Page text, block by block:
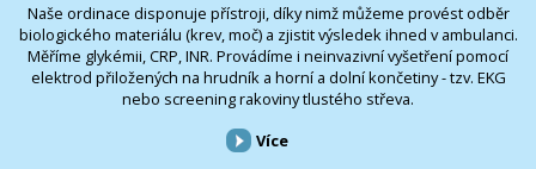
Naše ordinace disponuje přístroji, díky nimž můžeme provést odběr
biologického materiálu (krev, moč) a zjistit výsledek ihned v ambulanci.
Měříme glykémii, CRP, INR. Provádíme i neinvazivní vyšetření pomocí
elektrod přiložených na hrudník a horní a dolní končetiny - tzv. EKG
nebo screening rakoviny tlustého střeva.
Více